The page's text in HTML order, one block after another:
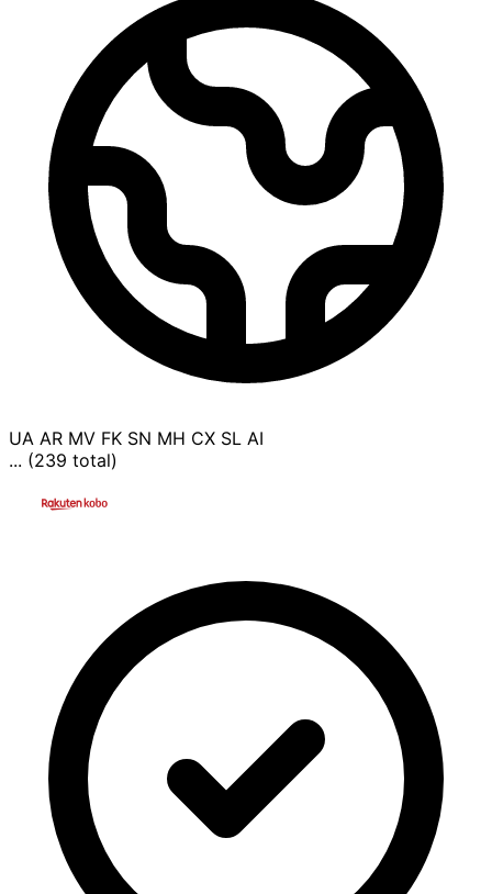
UA AR MV FK SN MH CX SL AI
... (239 total)